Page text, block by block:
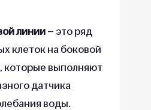
линии– это ряд
клеток на боковой
которые выполняют
датчика
воды.